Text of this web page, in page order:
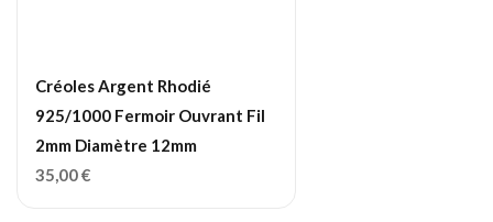
Créoles Argent Rhodié
925/1000 Fermoir Ouvrant Fil
2mm Diamètre 12mm
35,00€